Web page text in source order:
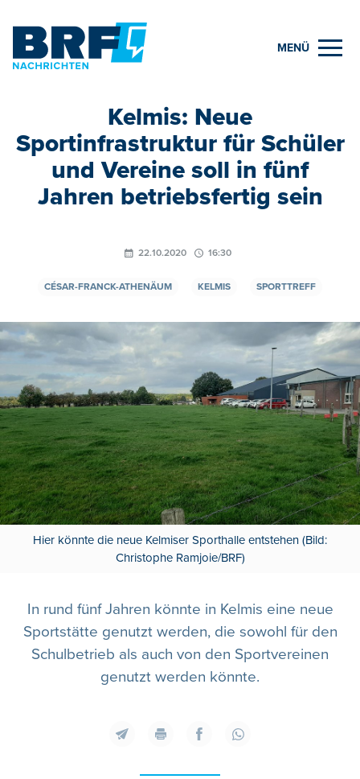
MENÜ
Kelmis: Neue
Sportinfrastruktur für Schüler
und Vereine soll in fünf
Jahren betriebsfertig sein
22.10.2020 16:30
CÉSAR-FRANCK-ATHENÄUM KELMIS SPORTTREFF
Hier könnte die neue Kelmiser Sporthalle entstehen (Bild:
Christophe Ramjoie/BRF)
In rund fünf Jahren könnte in Kelmis eine neue
Sportstätte genutzt werden, die sowohl für den
Schulbetrieb als auch von den Sportvereinen
genutzt werden könnte.